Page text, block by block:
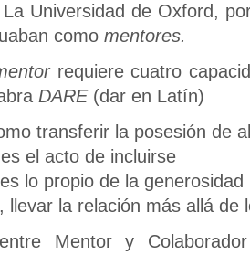
Universidad de Oxford,
como mentores.
requiere cuatro
DARE (dar en Latín)
transferir la posesión de
el acto de incluirse
lo propio de la generosidad
llevar la relación más allá de
Mentor y